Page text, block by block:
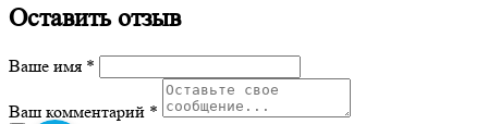
Оставить отзыв
Ваше имя *
Ваш комментарий *